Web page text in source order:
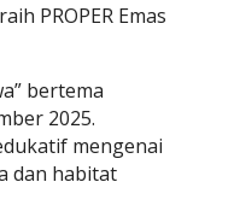
PROPER Emas
bertema
2025.
mengenai
dan habitat